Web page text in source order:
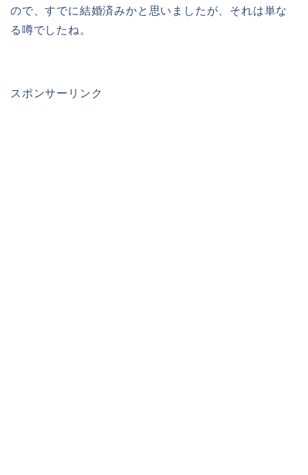
ので、すでに結婚済みかと思いましたが、それは単な
る噂でしたね。
スポンサーリンク